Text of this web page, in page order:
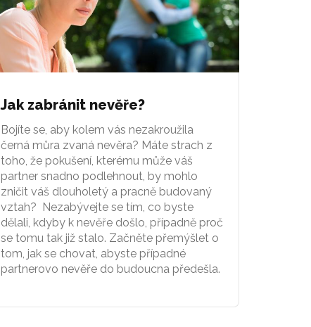
Jak zabránit nevěře?
Bojíte se, aby kolem vás nezakroužila
černá můra zvaná nevěra? Máte strach z
toho, že pokušení, kterému může váš
partner snadno podlehnout, by mohlo
zničit váš dlouholetý a pracně budovaný
vztah? Nezabývejte se tím, co byste
dělali, kdyby k nevěře došlo, případně proč
se tomu tak již stalo. Začněte přemýšlet o
tom, jak se chovat, abyste případné
partnerovo nevěře do budoucna předešla.